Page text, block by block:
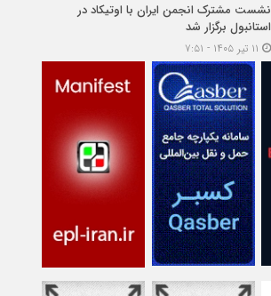
نشست مشترک انجمن ایران با اوتیکاد در
استانبول برگزار شد